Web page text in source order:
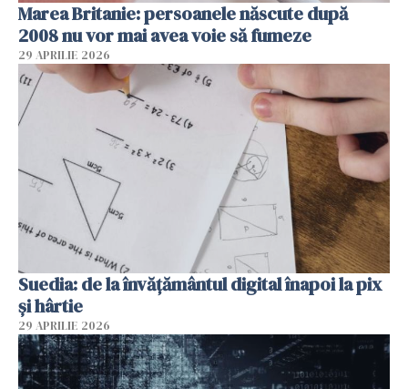
Marea Britanie: persoanele născute după
2008 nu vor mai avea voie să fumeze
29 APRILIE 2026
Suedia: de la învățământul digital înapoi la pix
și hârtie
29 APRILIE 2026